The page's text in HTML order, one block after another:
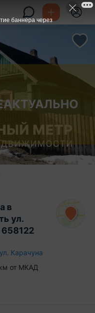
в
ул.
658122
ул. Карачуна
от МКАД
баннера через